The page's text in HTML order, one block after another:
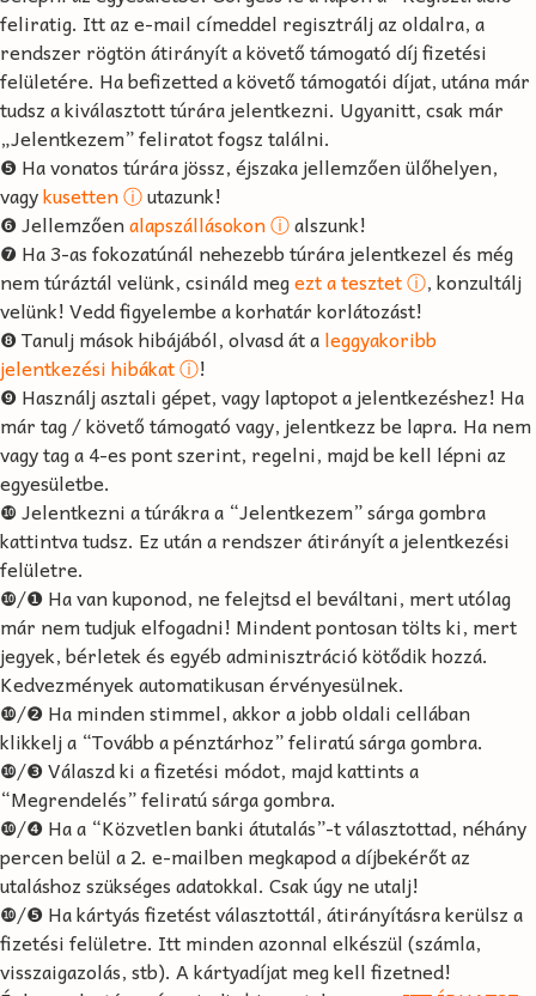
feliratig. Itt az e-mail címeddel regisztrálj az oldalra, a
rendszer rögtön átirányít a követő támogató díj fizetési
felületére. Ha befizetted a követő támogatói díjat, utána már
tudsz a kiválasztott túrára jelentkezni. Ugyanitt, csak már
„Jelentkezem” feliratot fogsz találni.
❺ Ha vonatos túrára jössz, éjszaka jellemzően ülőhelyen,
vagykusetten ⓘutazunk!
❻ Jellemzőenalapszállásokon ⓘalszunk!
❼ Ha 3-as fokozatúnál nehezebb túrára jelentkezel és még
nem túráztál velünk, csináld megezt a tesztet ⓘ, konzultálj
velünk! Vedd figyelembe a korhatár korlátozást!
❽ Tanulj mások hibájából, olvasd át aleggyakoribb
jelentkezési hibákat ⓘ!
❾ Használj asztali gépet, vagy laptopot a jelentkezéshez! Ha
már tag / követő támogató vagy, jelentkezz be lapra. Ha nem
vagy tag a 4-es pont szerint, regelni, majd be kell lépni az
egyesületbe.
❿ Jelentkezni a túrákra a “Jelentkezem” sárga gombra
kattintva tudsz. Ez után a rendszer átirányít a jelentkezési
felületre.
❿/❶ Ha van kuponod, ne felejtsd el beváltani, mert utólag
már nem tudjuk elfogadni! Mindent pontosan tölts ki, mert
jegyek, bérletek és egyéb adminisztráció kötődik hozzá.
Kedvezmények automatikusan érvényesülnek.
❿/❷ Ha minden stimmel, akkor a jobb oldali cellában
klikkelj a “Tovább a pénztárhoz” feliratú sárga gombra.
❿/❸ Válaszd ki a fizetési módot, majd kattints a
“Megrendelés” feliratú sárga gombra.
❿/❹ Ha a “Közvetlen banki átutalás”-t választottad, néhány
percen belül a 2. e-mailben megkapod a díjbekérőt az
utaláshoz szükséges adatokkal. Csak úgy ne utalj!
❿/❺ Ha kártyás fizetést választottál, átirányításra kerülsz a
fizetési felületre. Itt minden azonnal elkészül (számla,
visszaigazolás, stb). A kártyadíjat meg kell fizetned!